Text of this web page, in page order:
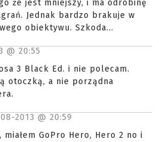
że jest mniejszy, i ma odrobinę
Jednak bardzo brakuje w
obiektywu. Szkoda...
@ 20:55
3 Black Ed. i nie polecam.
otoczką, a nie porządna
2013 @ 20:59
GoPro Hero, Hero 2 no i